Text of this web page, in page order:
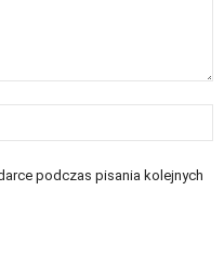
podczas pisania kolejnych